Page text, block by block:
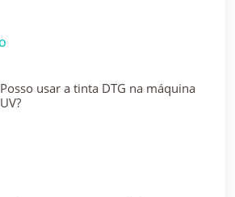
Posso usar a tinta DTG na máquina
UV?